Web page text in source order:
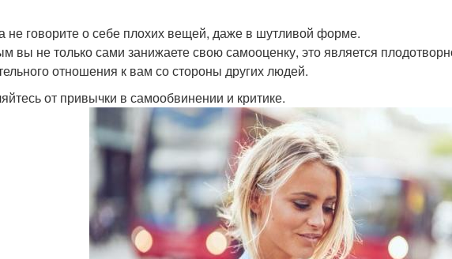
не говорите о себе плохих вещей, даже в шутливой форме.
вы не только сами занижаете свою самооценку, это является
отношения к вам со стороны других людей.
от привычки в самообвинении и критике.